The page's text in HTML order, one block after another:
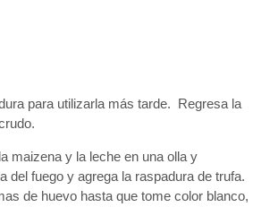
para utilizarla más tarde. Regresa la
maizena y la leche en una olla y
del fuego y agrega la raspadura de trufa.
de huevo hasta que tome color blanco,